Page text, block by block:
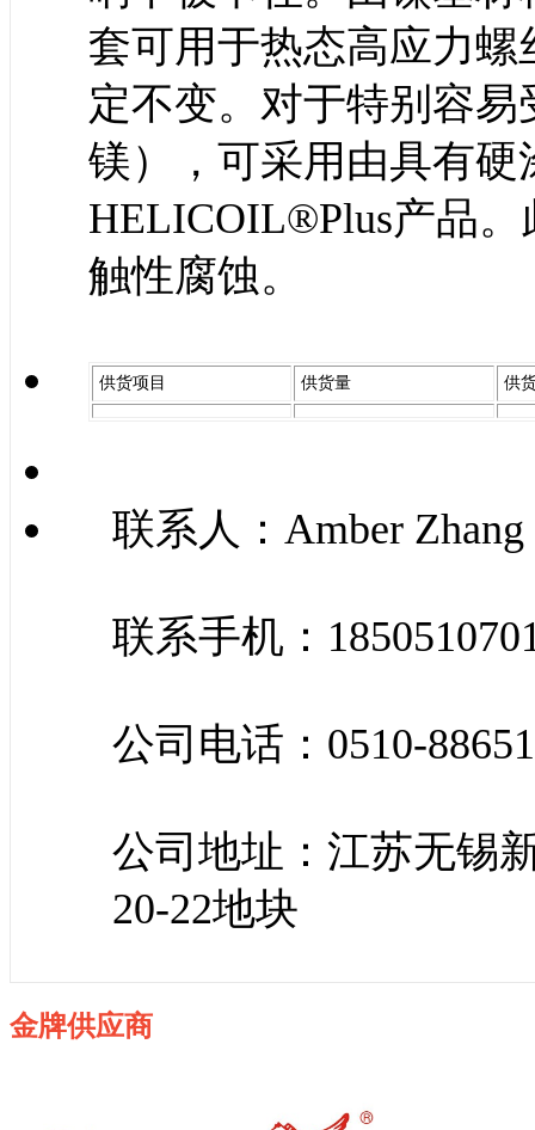
套可用于热态高应力
定不变。对于特别容
镁），可采用由具有
HELICOIL®Plus产品
触性腐蚀。
供货项目 供货量 供
联系人：Amber Zhang
联系手机：
公司电话：0510-
公司地址：江苏无锡
20-22地块
金牌供应商